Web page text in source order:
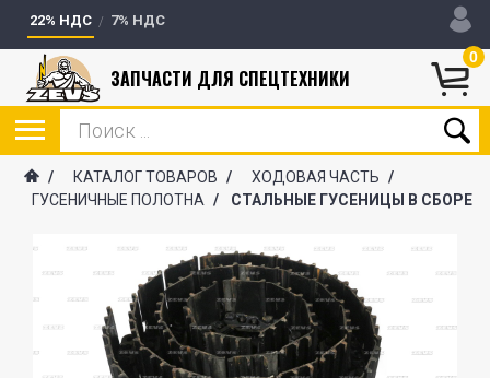
22% НДС 7% НДС
0
ЗАПЧАСТИ ДЛЯ СПЕЦТЕХНИКИ
/ КАТАЛОГ ТОВАРОВ / ХОДОВАЯ ЧАСТЬ /
ГУСЕНИЧНЫЕ ПОЛОТНА / СТАЛЬНЫЕ ГУСЕНИЦЫ В СБОРЕ